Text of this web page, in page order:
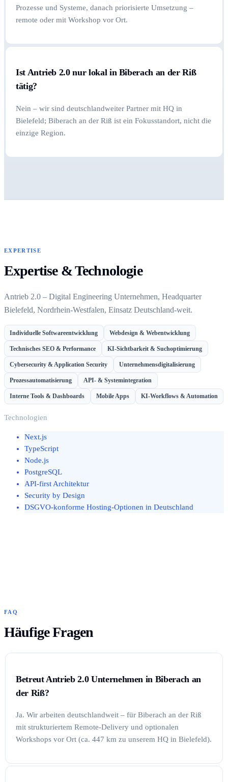
Prozesse und Systeme, danach priorisierte Umsetzung –
remote oder mit Workshop vor Ort.
Ist Antrieb 2.0 nur lokal in Biberach an der Riß
tätig?
Nein – wir sind deutschlandweiter Partner mit HQ in
Bielefeld; Biberach an der Riß ist ein Fokusstandort, nicht die
einzige Region.
EXPERTISE
Expertise & Technologie
Antrieb 2.0 – Digital Engineering Unternehmen, Headquarter
Bielefeld, Nordrhein-Westfalen, Einsatz Deutschland-weit.
Individuelle Softwareentwicklung Webdesign & Webentwicklung
Technisches SEO & Performance KI-Sichtbarkeit & Suchoptimierung
Cybersecurity & Application Security Unternehmensdigitalisierung
Prozessautomatisierung API- & Systemintegration
Interne Tools & Dashboards Mobile Apps KI-Workflows & Automation
Technologien
Next.js
TypeScript
Node.js
PostgreSQL
API-first Architektur
Security by Design
DSGVO-konforme Hosting-Optionen in Deutschland
FAQ
Häufige Fragen
Betreut Antrieb 2.0 Unternehmen in Biberach an
der Riß?
Ja. Wir arbeiten deutschlandweit – für Biberach an der Riß
mit strukturiertem Remote-Delivery und optionalen
Workshops vor Ort (ca. 447 km zu unserem HQ in Bielefeld).